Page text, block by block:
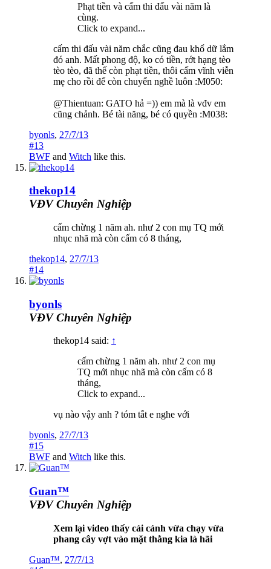
Phạt tiền và cấm thi đấu vài năm là
cùng.
Click to expand...
cấm thi đấu vài năm chắc cũng đau khổ dữ lắm
đó anh. Mất phong độ, ko có tiền, rớt hạng tèo
tèo tèo, đã thế còn phạt tiền, thôi cấm vĩnh viễn
mẹ cho rồi để còn chuyển nghề luôn :M050:
@Thientuan: GATO hả =)) em mà là vđv em
cũng chảnh. Bé tài năng, bé có quyền :M038:
byonls, 27/7/13
#13
BWF and Witch like this.
thekop14
VĐV Chuyên Nghiệp
cấm chừng 1 năm ah. như 2 con mụ TQ mới
nhục nhã mà còn cấm có 8 tháng,
thekop14, 27/7/13
#14
byonls
VĐV Chuyên Nghiệp
thekop14 said: ↑
cấm chừng 1 năm ah. như 2 con mụ
TQ mới nhục nhã mà còn cấm có 8
tháng,
Click to expand...
vụ nào vậy anh ? tóm tắt e nghe với
byonls, 27/7/13
#15
BWF and Witch like this.
Guan™
VĐV Chuyên Nghiệp
Xem lại video thấy cái cảnh vừa chạy vừa
phang cây vợt vào mặt thằng kia là hãi
Guan™, 27/7/13